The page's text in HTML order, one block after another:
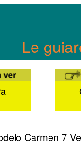
Le
Carmen 7